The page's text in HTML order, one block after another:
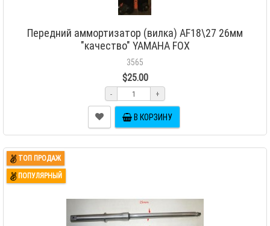
Передний аммортизатор (вилка) AF18\27 26мм
"качество" YAMAHA FOX
3565
$25.00
- +
В КОРЗИНУ
ТОП ПРОДАЖ
ПОПУЛЯРНЫЙ